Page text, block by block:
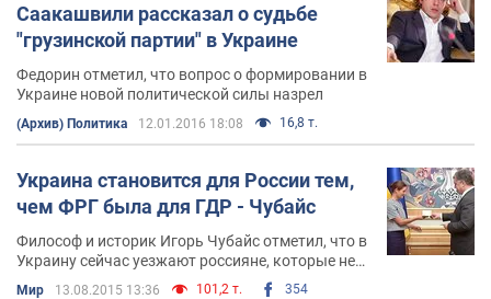
Саакашвили рассказал о судьбе
"грузинской партии" в Украине
Федорин отметил, что вопрос о формировании в
Украине новой политической силы назрел
(Архив) Политика 12.01.2016 18:08 16,8 т.
Украина становится для России тем,
чем ФРГ была для ГДР - Чубайс
Философ и историк Игорь Чубайс отметил, что в
Украину сейчас уезжают россияне, которые не
согласны с путинским режимом
Мир 13.08.2015 13:36 101,2 т. 354